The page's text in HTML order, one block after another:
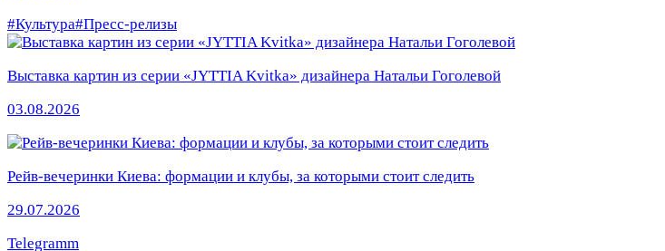
#Культура#Пресс-релизы
Выставка картин из серии «JYTTIA Kvitka» дизайнера Натальи Гоголевой
03.08.2026
Рейв-вечеринки Киева: формации и клубы, за которыми стоит следить
29.07.2026
Telegramm